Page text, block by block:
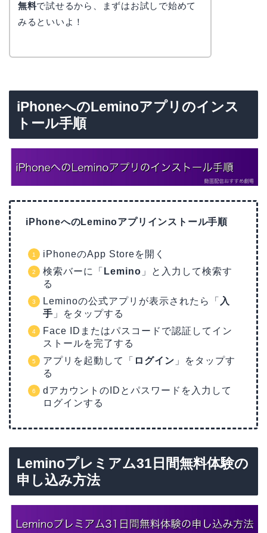
無料で試せるから、まずはお試しで始めて
みるといいよ！
iPhoneへのLeminoアプリのインス
トール手順
iPhoneへのLeminoアプリインストール手順
iPhoneのApp Storeを開く
検索バーに「 Lemino 」と入力して検索す
る
Leminoの公式アプリが表示されたら「 入
手 」をタップする
Face IDまたはパスコードで認証してイン
ストールを完了する
アプリを起動して「 ログイン 」をタップす
る
dアカウントのIDとパスワードを入力して
ログインする
Leminoプレミアム31日間無料体験の
申し込み方法